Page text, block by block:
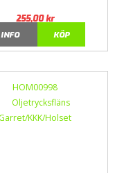
255,00kr
INFO
KÖP
HOM00998